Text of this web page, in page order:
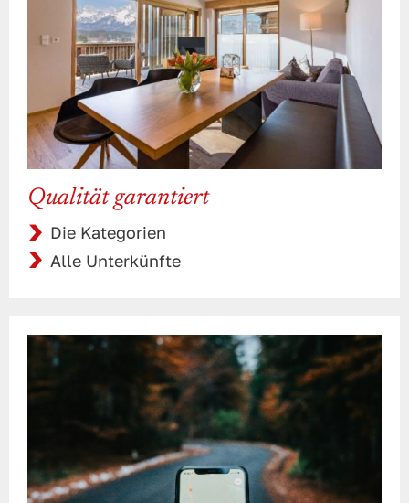
Qualität garantiert
Die Kategorien
Alle Unterkünfte